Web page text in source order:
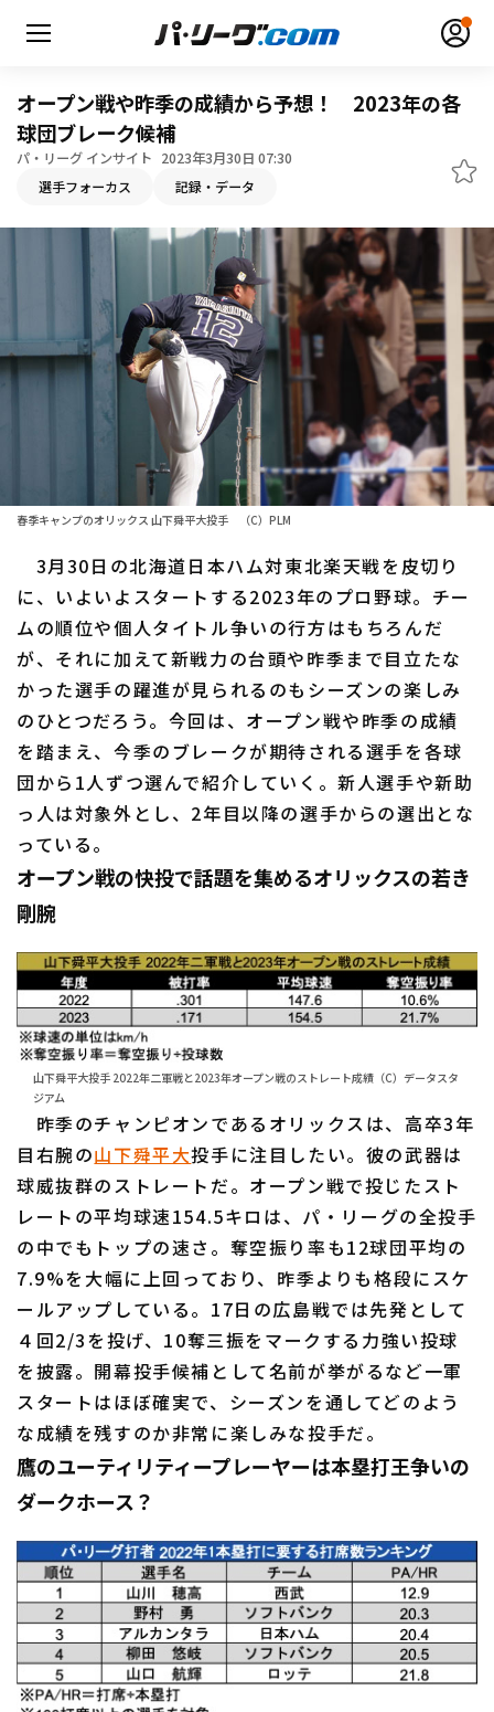
無料アカウント登録
日程・結果
ファーム東地区
ファーム中地区
交流戦
北海道日本ハムファイターズ
東北楽天ゴールデンイーグルス
埼玉西武ライオンズ
千葉ロッテマリーンズ
オリックス・バファローズ
福岡ソフトバンクホークス
設定
利用規約
運営会社（別ウィンドウで開く） よくある質問
特定商取引法の表示 アルバイト募集 （別ウィンドウで開く
オープン戦や昨季の成績から予想！ 2023年の各
球団ブレーク候補
パ・リーグ インサイト 2023年3月30日 07:30
選手フォーカス 記録・データ
春季キャンプのオリックス 山下舜平大投手 （C）PLM
3月30日の北海道日本ハム対東北楽天戦を皮切り
に、いよいよスタートする2023年のプロ野球。チー
ムの順位や個人タイトル争いの行方はもちろんだ
が、それに加えて新戦力の台頭や昨季まで目立たな
かった選手の躍進が見られるのもシーズンの楽しみ
のひとつだろう。今回は、オープン戦や昨季の成績
を踏まえ、今季のブレークが期待される選手を各球
団から1人ずつ選んで紹介していく。新人選手や新助
っ人は対象外とし、2年目以降の選手からの選出とな
っている。
オープン戦の快投で話題を集めるオリックスの若き
剛腕
山下舜平大投手 2022年二軍戦と2023年オープン戦のストレート成績（C）データスタ
ジアム
昨季のチャンピオンであるオリックスは、高卒3年
目右腕の山下舜平大投手に注目したい。彼の武器は
球威抜群のストレートだ。オープン戦で投じたスト
レートの平均球速154.5キロは、パ・リーグの全投手
の中でもトップの速さ。奪空振り率も12球団平均の
7.9%を大幅に上回っており、昨季よりも格段にスケ
ールアップしている。17日の広島戦では先発として
４回2/3を投げ、10奪三振をマークする力強い投球
を披露。開幕投手候補として名前が挙がるなど一軍
スタートはほぼ確実で、シーズンを通してどのよう
な成績を残すのか非常に楽しみな投手だ。
鷹のユーティリティープレーヤーは本塁打王争いの
ダークホース？